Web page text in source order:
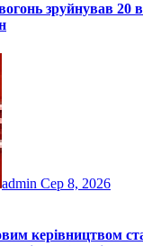
зруйнував 20
admin Сер 8, 2026
керівництвом